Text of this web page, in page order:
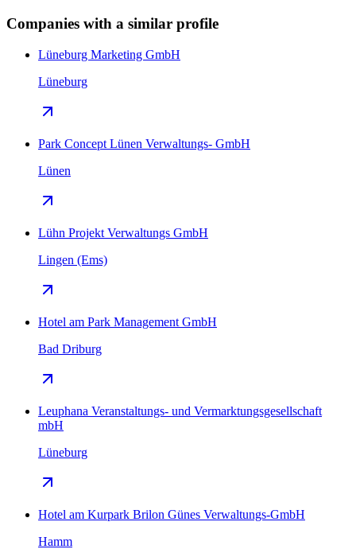
Companies with a similar profile
Lüneburg Marketing GmbH
Lüneburg
Park Concept Lünen Verwaltungs- GmbH
Lünen
Lühn Projekt Verwaltungs GmbH
Lingen (Ems)
Hotel am Park Management GmbH
Bad Driburg
Leuphana Veranstaltungs- und Vermarktungsgesellschaft
mbH
Lüneburg
Hotel am Kurpark Brilon Günes Verwaltungs-GmbH
Hamm